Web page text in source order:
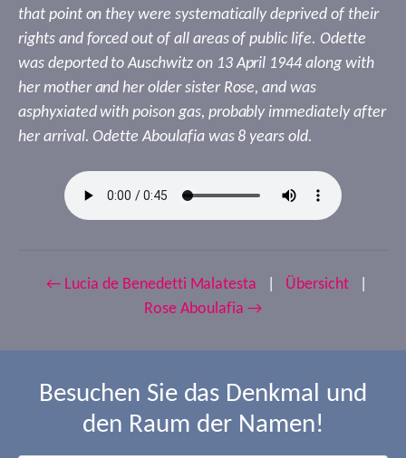
that point on they were systematically deprived of their
rights and forced out of all areas of public life. Odette
was deported to Auschwitz on 13 April 1944 along with
her mother and her older sister Rose, and was
asphyxiated with poison gas, probably immediately after
her arrival. Odette Aboulafia was 8 years old.
← Lucia de Benedetti Malatesta Übersicht
Rose Aboulafia →
Besuchen Sie das Denkmal und
den Raum der Namen!